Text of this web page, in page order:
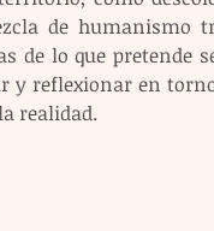
de humanismo
de lo que pretende
y reflexionar en
realidad.